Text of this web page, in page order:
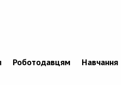
Роботодавцям Навчання